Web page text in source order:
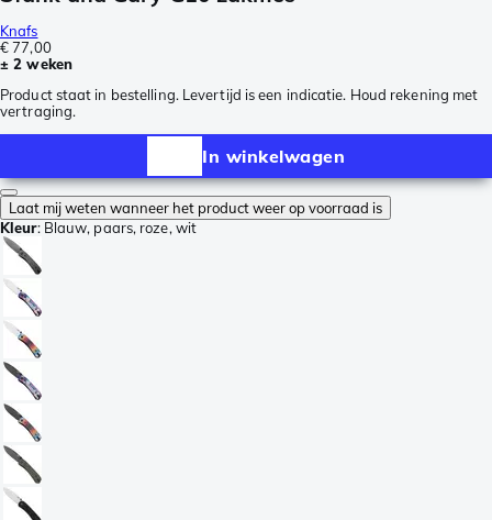
Knafs
€ 77,00
± 2 weken
Product staat in bestelling. Levertijd is een indicatie. Houd rekening met
vertraging.
In winkelwagen
Laat mij weten wanneer het product weer op voorraad is
Kleur: Blauw, paars, roze, wit